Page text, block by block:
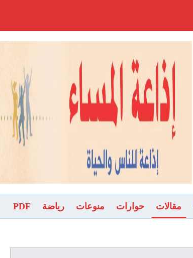
مقالات حوارات منوعات رياضة PDF